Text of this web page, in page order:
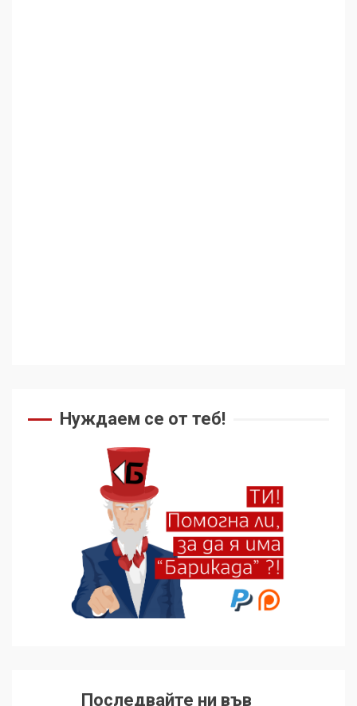
Нуждаем се от теб!
Последвайте ни във